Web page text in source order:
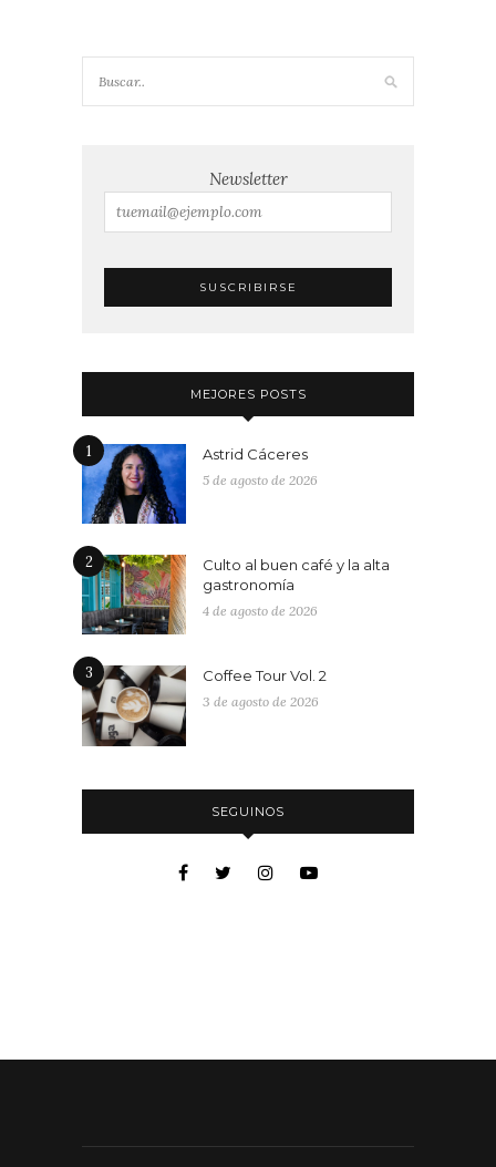
Newsletter
MEJORES POSTS
1 Astrid Cáceres
5 de agosto de 2026
2
Culto al buen café y la alta
gastronomía
4 de agosto de 2026
3 Coffee Tour Vol. 2
3 de agosto de 2026
SEGUINOS